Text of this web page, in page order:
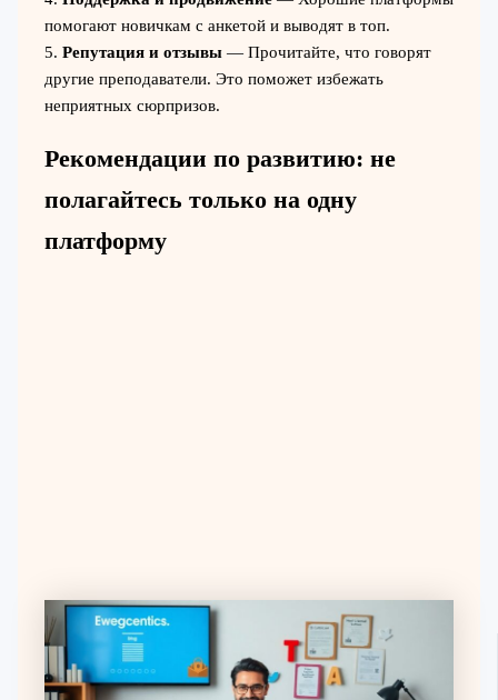
помогают новичкам с анкетой и выводят в топ.
5. Репутация и отзывы— Прочитайте, что говорят
другие преподаватели. Это поможет избежать
неприятных сюрпризов.
Рекомендации по развитию: не
полагайтесь только на одну
платформу